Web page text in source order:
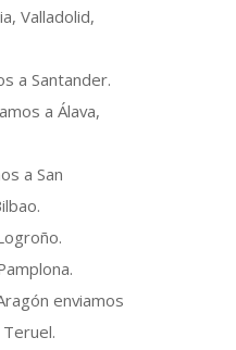
Valladolid,
a Santander.
a Álava,
a San
enviamos